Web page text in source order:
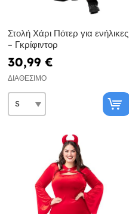
Στολή Χάρι Πότερ για ενήλικες
– Γκρίφιντορ
30,99 €
ΔΙΑΘΈΣΙΜΟ